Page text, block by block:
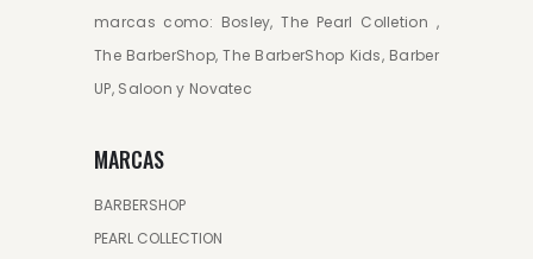
marcas como: Bosley, The Pearl Colletion ,
The BarberShop, The BarberShop Kids, Barber
UP, Saloon y Novatec
MARCAS
BARBERSHOP
PEARL COLLECTION